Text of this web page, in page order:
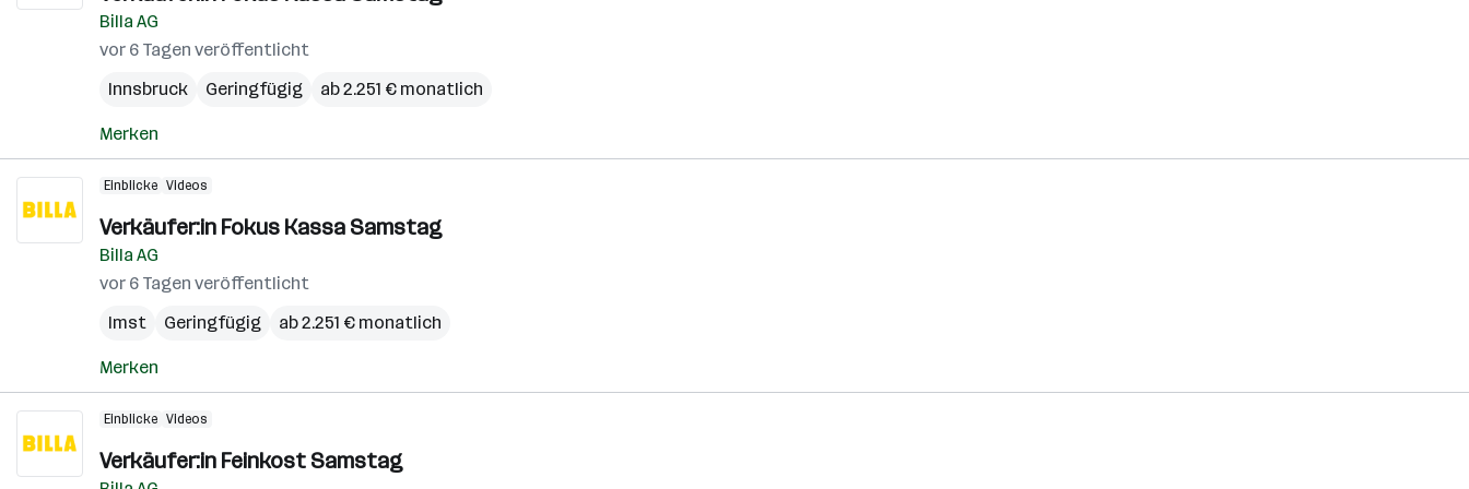
Billa AG
vor 6 Tagen veröffentlicht
Innsbruck
Geringfügig ab 2.251 € monatlich
Merken
Einblicke Videos
Verkäufer:in Fokus Kassa Samstag
Billa AG
vor 6 Tagen veröffentlicht
Imst
Geringfügig ab 2.251 € monatlich
Merken
Einblicke Videos
Verkäufer:in Feinkost Samstag